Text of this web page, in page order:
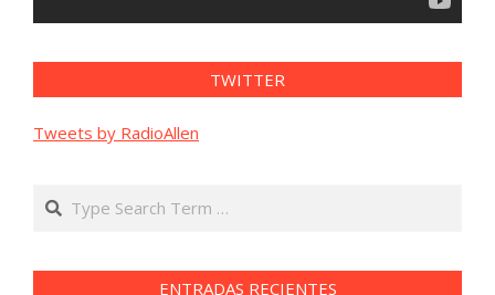
TWITTER
Tweets by RadioAllen
Search
ENTRADAS RECIENTES